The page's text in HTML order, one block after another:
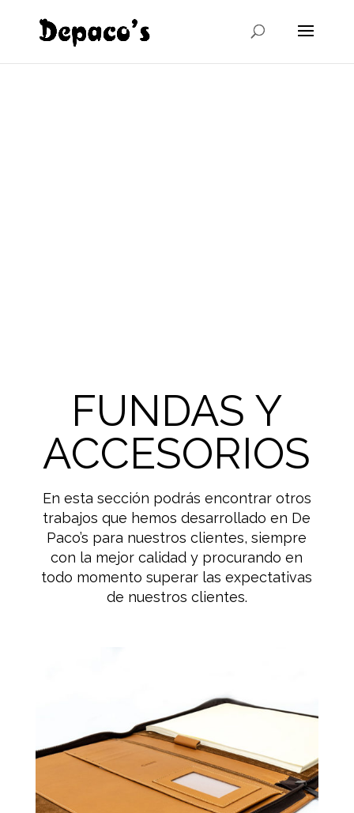
FUNDAS Y
ACCESORIOS
En esta sección podrás encontrar otros
trabajos que hemos desarrollado en De
Paco’s para nuestros clientes, siempre
con la mejor calidad y procurando en
todo momento superar las expectativas
de nuestros clientes.